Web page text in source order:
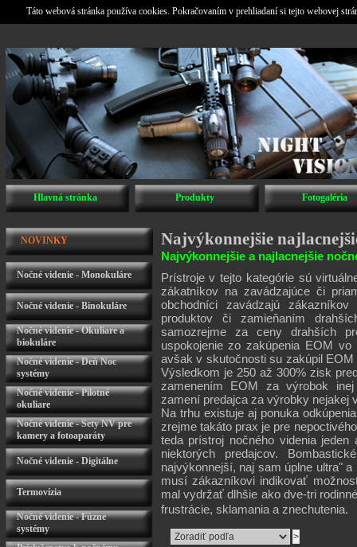
Táto webová stránka používa cookies. Pokračovaním v prehliadaní si tejto webovej
Hlavná stránka Produkty Fotogaléria
NOVINKY
Nočné videnie - Monokuláre
Nočné videnie - Binokuláre
Nočné videnie - Okuliare a
biokuláre
Nočné videnie - Deň Noc
systémy
Nočné videnie - Pilotné
okuliare
Nočné videnie - Sety NV pre
kamery a fotoaparáty
Nočné videnie - Digitálne
Termovízia
Nočné videnie - Fúzne
systémy
Najvýkonnejšie
Najvýkonnejšie a najlacnejšie
Prístroje v tejto kategórie sú
zákatníkov na zavádzajúce či
obchodníci zavádzajú
produktov či zamieňaním
samozrejme za ceny drahších
uspokojenie zo zakúpenia EOM
avšak v skutočnosti su zakúpil
Výsledkom je 250 až 300% zisk
zamenením EOM za výrobok
zamení predajca za výrobky nejakej
Na trhu existuje aj ponuka
zrejme takáto prax je pre
teda prístroj nočného videnia
niektorých predajcov.
najvýkonnejší, naj sam úplne ultra"
musí zákazníkovi indikovať
mal vydržať dlhšie ako dve-tri
frustrácie, sklamania a znechutenia.